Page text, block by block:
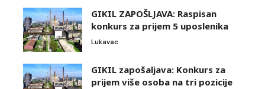
GIKIL ZAPOŠLJAVA: Raspisan
konkurs za prijem 5 uposlenika
Lukavac
GIKIL zapošaljava: Konkurs za
prijem više osoba na tri pozicije